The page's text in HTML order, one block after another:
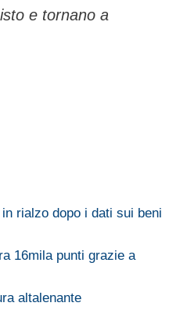
e tornano a
rialzo dopo i dati sui beni
16mila punti grazie a
altalenante